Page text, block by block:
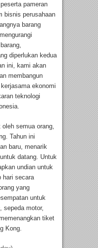
pameran
bisnis perusahaan
barang
diperlukan kedua
ini, kami akan
membangun
ekonomi
teknologi
semua orang,
Tahun ini
baru, menarik
datang. Untuk
undian untuk
hari secara
yang
untuk
sepeda motor,
tiket
Kong.